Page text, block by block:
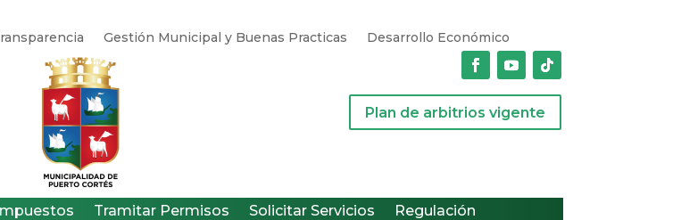
Gestión Municipal y Buenas Practicas
Desarrollo Económico
Plan de arbitrios vigente
Tramitar Permisos Solicitar Servicios Regulación